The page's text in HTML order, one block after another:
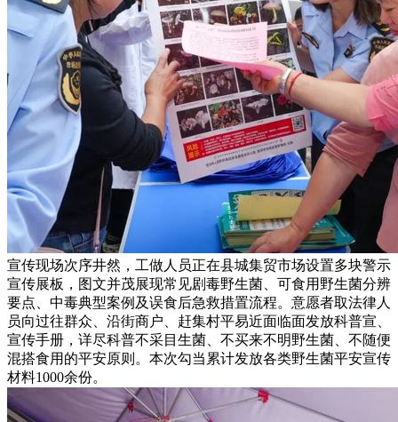
宣传现场次序井然，工做人员正在县城集贸市场设置多块警示
宣传展板，图文并茂展现常见剧毒野生菌、可食用野生菌分辨
要点、中毒典型案例及误食后急救措置流程。意愿者取法律人
员向过往群众、沿街商户、赶集村平易近面临面发放科普宣、
宣传手册，详尽科普不采目生菌、不买来不明野生菌、不随便
混搭食用的平安原则。本次勾当累计发放各类野生菌平安宣传
材料1000余份。